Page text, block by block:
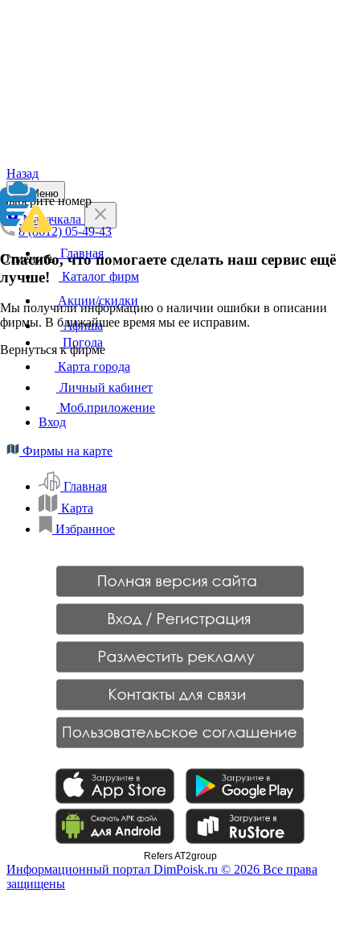
Назад
Выберите номер
8 (8612) 05-49-43
Отменить
Спасибо, что помогаете сделать наш сервис ещё
лучше!
Мы получили информацию о наличии ошибки в описании
фирмы. В ближайшее время мы ее исправим.
Вернуться к фирме
Меню
Махачкала
Главная
Каталог фирм
Акции/скидки
Афиша
Погода
Карта города
Личный кабинет
Моб.приложение
Вход
Фирмы на карте
Главная
Карта
Избранное
Refers AT2group
Информационный портал DimPoisk.ru © 2026 Все права
защищены